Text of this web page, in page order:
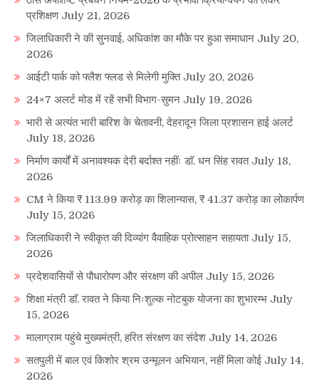
प्रशिक्षण July 21, 2026
जिलाधिकारी ने की सुनवाई, अधिकांश का मौके पर हुआ समाधान July 20,
2026
आईटी पार्क को फ्लैश फ्लड से मिलेगी मुक्ति July 20, 2026
24×7 अलर्ट मोड में रहें सभी विभाग-सुमन July 19, 2026
भारी से अत्यंत भारी बारिश के चेतावनी, देहरादून जिला प्रशासन हाई अलर्ट
July 18, 2026
निर्माण कार्यों में अनावश्यक देरी बर्दाश्त नहींः डाॅ. धन सिंह रावत July 18,
2026
CM ने किया ₹ 113.99 करोड़ का शिलान्यास, ₹ 41.37 करोड़ का लोकार्पण
July 15, 2026
जिलाधिकारी ने स्वीकृत की दिव्यांग वैवाहिक प्रोत्साहन सहायता July 15,
2026
प्रदेशवासियों से पौधारोपण और संरक्षण की अपील July 15, 2026
शिक्षा मंत्री डाॅ. रावत ने किया निःशुल्क नोटबुक योजना का शुभारम्भ July
15, 2026
मालाग्राम पहुंचे मुख्यमंत्री, हरित संरक्षण का संदेश July 14, 2026
सतपुली में बाल एवं किशोर श्रम उन्मूलन अभियान, नहीं मिला कोई July 14,
2026